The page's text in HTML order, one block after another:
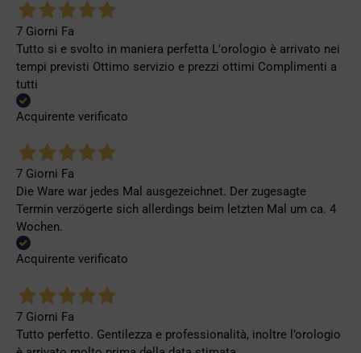
7 Giorni Fa
Tutto si e svolto in maniera perfetta L'orologio è arrivato nei
tempi previsti Ottimo servizio e prezzi ottimi Complimenti a
tutti
Acquirente verificato
7 Giorni Fa
Die Ware war jedes Mal ausgezeichnet. Der zugesagte
Termin verzögerte sich allerdings beim letzten Mal um ca. 4
Wochen.
Acquirente verificato
7 Giorni Fa
Tutto perfetto. Gentilezza e professionalità, inoltre l’orologio